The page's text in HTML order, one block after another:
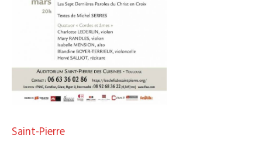
Saint-Pierre